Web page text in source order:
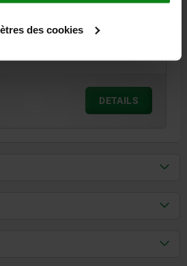
des cookies
SUITABLE FOR CHAINS=1 X 17,02 MM
DETAILS